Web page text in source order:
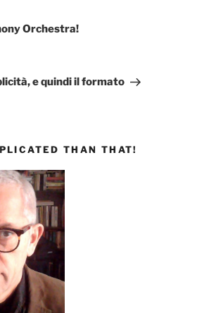
Orchestra!
e quindi il formato
THAN THAT!